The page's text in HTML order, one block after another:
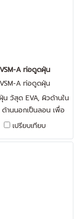
hose with
VSM-A ท่อดูดฝุ่น
VSM-A ท่อดูดฝุ่น
วัสุด EVA, ผิวด้านใน
ด้านนอกเป็นลอน เพื่อ
มยืดหยุ่น, ทนสารเคมี
เปรียบเทียบ